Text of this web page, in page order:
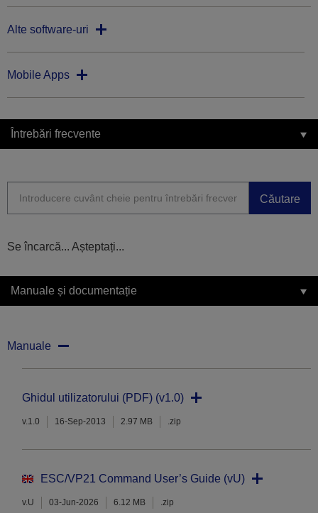
Alte software-uri
Mobile Apps
Întrebări frecvente
Căutare
Se încarcă... Așteptați...
Manuale și documentație
Manuale
Ghidul utilizatorului (PDF) (v1.0)
v.1.0 16-Sep-2013 2.97 MB .zip
ESC/VP21 Command User’s Guide (vU)
v.U 03-Jun-2026 6.12 MB .zip